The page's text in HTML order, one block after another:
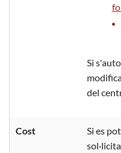
Si
del
Cost
Si es